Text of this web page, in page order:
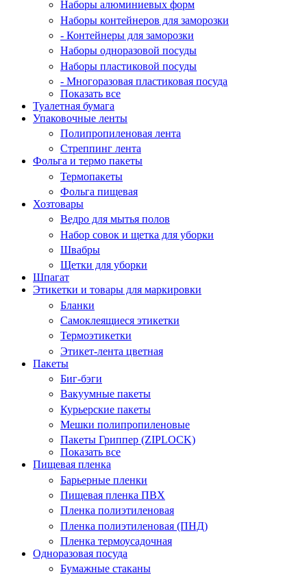
Наборы алюминиевых форм
Наборы контейнеров для заморозки
- Контейнеры для заморозки
Наборы одноразовой посуды
Наборы пластиковой посуды
- Многоразовая пластиковая посуда
Показать все
Туалетная бумага
Упаковочные ленты
Полипропиленовая лента
Стреппинг лента
Фольга и термо пакеты
Термопакеты
Фольга пищевая
Хозтовары
Ведро для мытья полов
Набор совок и щетка для уборки
Швабры
Щетки для уборки
Шпагат
Этикетки и товары для маркировки
Бланки
Самоклеящиеся этикетки
Термоэтикетки
Этикет-лента цветная
Пакеты
Биг-бэги
Вакуумные пакеты
Курьерские пакеты
Мешки полипропиленовые
Пакеты Гриппер (ZIPLOCK)
Показать все
Пищевая пленка
Барьерные пленки
Пищевая пленка ПВХ
Пленка полиэтиленовая
Пленка полиэтиленовая (ПНД)
Пленка термоусадочная
Одноразовая посуда
Бумажные стаканы